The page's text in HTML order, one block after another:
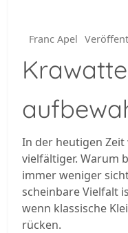
Franc Apel
In der heutigen
vielfältiger. Warum
immer weniger
scheinbare Vielfalt
wenn klassische
rücken.